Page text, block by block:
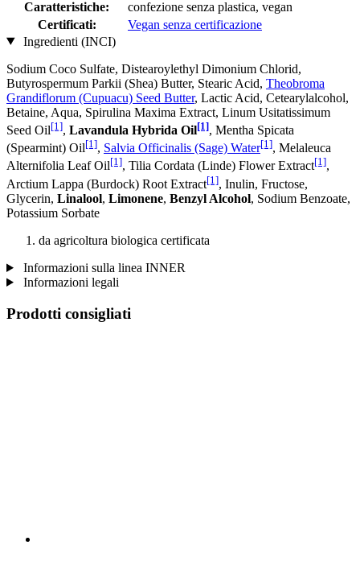
Caratteristiche:
confezione senza plastica, vegan
Certificati:
Vegan senza certificazione
Ingredienti (INCI)
Sodium Coco­ Sulfate, Distearoylethyl Dimonium Chlorid,
Butyrospermum Parkii (Shea) Butter, Stearic Acid, Theobroma
Grandiflorum (Cupuacu) Seed Butter, Lactic Acid, Cetearylalcohol,
Betaine, Aqua, Spirulina Maxima Extract, Linum Usitatissimum
Seed Oil[1], Lavandula Hybrida Oil[1], Mentha Spicata
(Spearmint) Oil[1], Salvia Officinalis (Sage) Water[1], Melaleuca
Alternifolia Leaf Oil[1], Tilia Cordata (Linde) Flower Extract[1],
Arctium Lappa (Burdock) Root Extract[1], Inulin, Fructose,
Glycerin, Linalool, Limonene, Benzyl Alcohol, Sodium Benzoate,
Potassium Sorbate
da agricoltura biologica certificata
Informazioni sulla linea INNER
Informazioni legali
Prodotti consigliati